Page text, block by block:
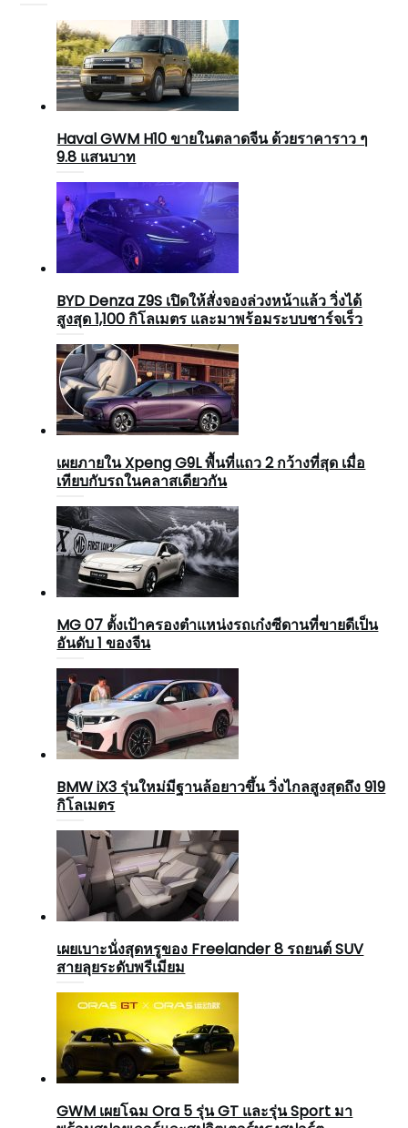
Haval GWM H10 ขายในตลาดจีน ด้วยราคาราว ๆ
9.8 แสนบาท
BYD Denza Z9S เปิดให้สั่งจองล่วงหน้าแล้ว วิ่งได้
สูงสุด 1,100 กิโลเมตร และมาพร้อมระบบชาร์จเร็ว
เผยภายใน Xpeng G9L พื้นที่แถว 2 กว้างที่สุด เมื่อ
เทียบกับรถในคลาสเดียวกัน
MG 07 ตั้งเป้าครองตำแหน่งรถเก๋งซีดานที่ขายดีเป็น
อันดับ 1 ของจีน
BMW iX3 รุ่นใหม่มีฐานล้อยาวขึ้น วิ่งไกลสูงสุดถึง 919
กิโลเมตร
เผยเบาะนั่งสุดหรูของ Freelander 8 รถยนต์ SUV
สายลุยระดับพรีเมียม
GWM เผยโฉม Ora 5 รุ่น GT และรุ่น Sport มา